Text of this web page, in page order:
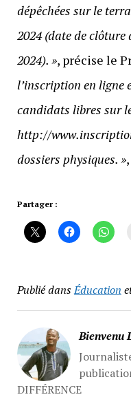
dépêchées sur le
2024 (date de
2024). », précise le
l’inscription en ligne
candidats libres sur
http://
dossiers physiques. »
Partager :
Publié dansÉducation
Bienvenu
DIFFÉRENCE